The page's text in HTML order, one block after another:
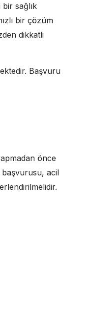
sağlık
bir çözüm
dikkatli
Başvuru
önce
başvurusu, acil